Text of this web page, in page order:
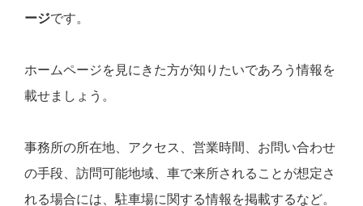
ージです。
ホームページを見にきた方が知りたいであろう情報を
載せましょう。
事務所の所在地、アクセス、営業時間、お問い合わせ
の手段、訪問可能地域、車で来所されることが想定さ
れる場合には、駐車場に関する情報を掲載するなど。